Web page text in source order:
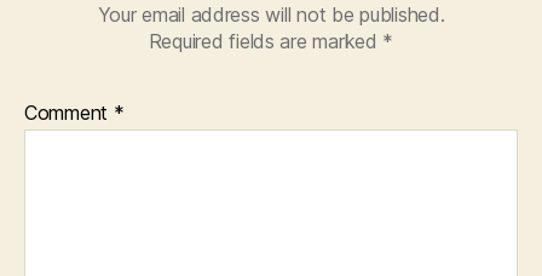
Your email address will not be published.
Required fields are marked *
Comment *